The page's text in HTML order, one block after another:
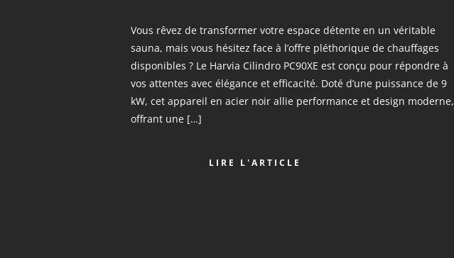
Vous rêvez de transformer votre espace détente en un véritable
sauna, mais vous hésitez face à l’offre pléthorique de chauffages
disponibles ? Le Harvia Cilindro PC90XE est conçu pour répondre à
vos attentes avec élégance et efficacité. Doté d’une puissance de 9
kW, cet appareil en acier noir allie performance et design moderne,
offrant une […]
LIRE L'ARTICLE